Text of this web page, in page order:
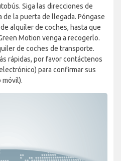
Siga las direcciones de
la puerta de llegada. Póngase
alquiler de coches, hasta que
Motion venga a recogerlo.
de coches de transporte.
rápidas, por favor contáctenos
para confirmar sus
móvil).